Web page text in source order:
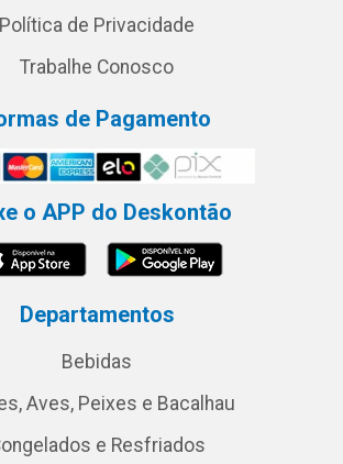
Política de Privacidade
Trabalhe Conosco
de Pagamento
o APP do Deskontão
Departamentos
Bebidas
Aves, Peixes e Bacalhau
e Resfriados